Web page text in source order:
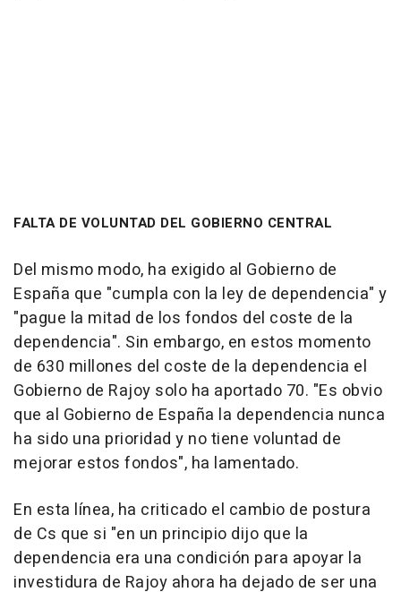
FALTA DE VOLUNTAD DEL GOBIERNO CENTRAL
Del mismo modo, ha exigido al Gobierno de
España que "cumpla con la ley de dependencia" y
"pague la mitad de los fondos del coste de la
dependencia". Sin embargo, en estos momento
de 630 millones del coste de la dependencia el
Gobierno de Rajoy solo ha aportado 70. "Es obvio
que al Gobierno de España la dependencia nunca
ha sido una prioridad y no tiene voluntad de
mejorar estos fondos", ha lamentado.
En esta línea, ha criticado el cambio de postura
de Cs que si "en un principio dijo que la
dependencia era una condición para apoyar la
investidura de Rajoy ahora ha dejado de ser una